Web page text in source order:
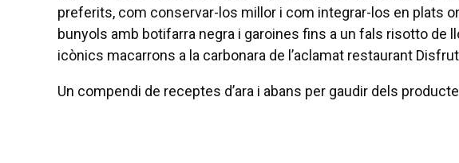
preferits, com conservar-los millor i com integrar-los en plats
bunyols amb botifarra negra i garoines fins a un fals risotto de
icònics macarrons a la carbonara de l’aclamat restaurant
Un compendi de receptes d’ara i abans per gaudir dels